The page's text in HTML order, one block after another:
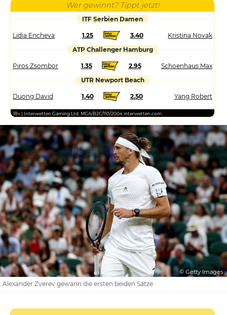
Wer gewinnt? Tippt jetzt!
ITF Serbien Damen
Lidia Encheva 1.25 3.40
Kristina Novak
ATP Challenger Hamburg
Piros Zsombor 1.35 2.95
Schoenhaus Max
UTR Newport Beach
Duong David 1.40 2.50 Yang Robert
18+ | Interwetten Gaming Ltd. MGA/B2C/110/2004 interwetten.com
© Getty Images
Alexander Zverev gewann die ersten beiden Sätze